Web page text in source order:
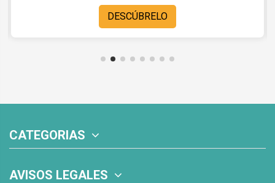
DESCÚBRELO
CATEGORIAS
AVISOS LEGALES